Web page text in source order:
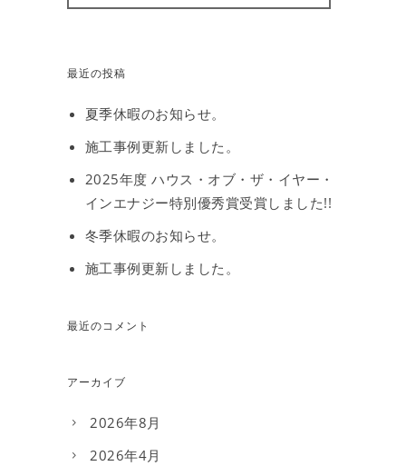
最近の投稿
夏季休暇のお知らせ。
施工事例更新しました。
2025年度 ハウス・オブ・ザ・イヤー・
インエナジー特別優秀賞受賞しました!!
冬季休暇のお知らせ。
施工事例更新しました。
最近のコメント
アーカイブ
2026年8月
2026年4月